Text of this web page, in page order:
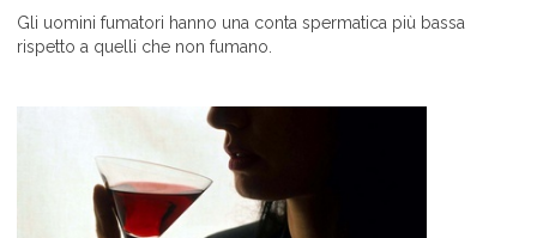
Gli uomini fumatori hanno una conta spermatica più bassa
rispetto a quelli che non fumano.